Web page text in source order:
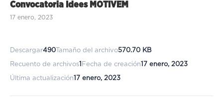
Convocatoria Idees MOTIVEM
17 enero, 2023
Descargar490 Tamaño del archivo570.70 KB
Recuento de archivos1 Fecha de creación17 enero, 2023
Última actualización17 enero, 2023